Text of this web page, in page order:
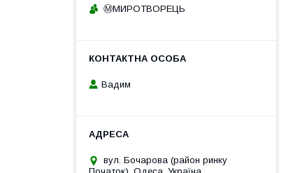
Ⓜ️МИРОТВОРЕЦЬ
Вадим
вул. Бочарова (район ринку